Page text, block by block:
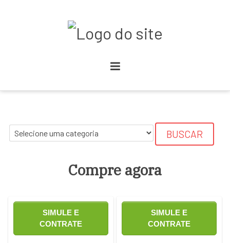
BUSCAR
Compre agora
SIMULE E
CONTRATE
SIMULE E
CONTRATE